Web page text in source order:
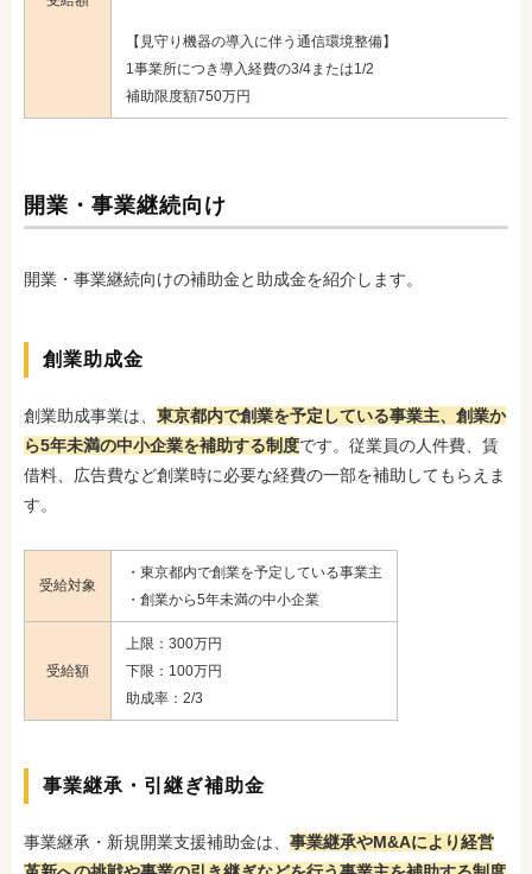
【見守り機器の導入に伴う通信環境整備】
1事業所につき導入経費の3/4または1/2
補助限度額750万円
開業・事業継続向け
開業・事業継続向けの補助金と助成金を紹介します。
創業助成金
創業助成事業は、 東京都内で創業を予定している事業主、創業か
ら5年未満の中小企業を補助する制度です。従業員の人件費、賃
借料、広告費など創業時に必要な経費の一部を補助してもらえま
す。
受給対象
・東京都内で創業を予定している事業主
・創業から5年未満の中小企業
受給額
上限：300万円
下限：100万円
助成率：2/3
事業継承・引継ぎ補助金
事業継承・新規開業支援補助金は、 事業継承やM&Aにより経営